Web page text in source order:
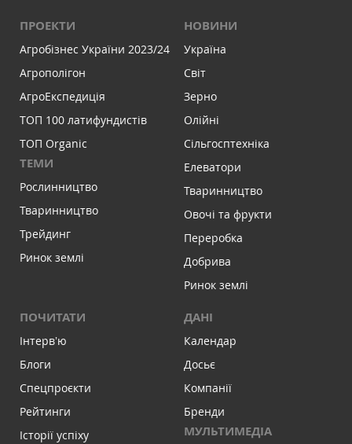
ПРОЕКТИ
Агробізнес України 2023/24
Агрополігон
АгроЕкспедиція
ТОП 100 латифундистів
ТОП Organic
ТЕМИ
Рослинництво
Тваринництво
Трейдинг
Ринок землі
НОВИНИ
Україна
Світ
Зерно
Олійні
Сільгосптехніка
Елеватори
Тваринництво
Овочі та фрукти
Переробка
Добрива
Ринок землі
ПОЧИТАТИ
Інтервʼю
Блоги
Спецпроєкти
Рейтинги
Історії успіху
ДАНІ
Календар
Досьє
Компанії
Бренди
МУЛЬТИМЕДІА